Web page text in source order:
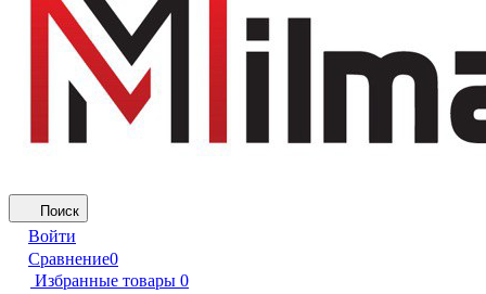
Поиск
Войти
Сравнение0
Избранные товары 0